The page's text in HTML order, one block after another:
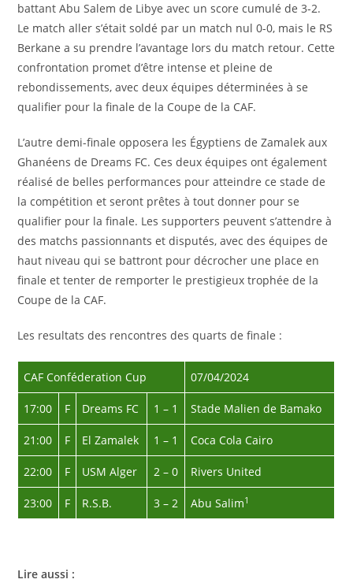
battant Abu Salem de Libye avec un score cumulé de 3-2.
Le match aller s’était soldé par un match nul 0-0, mais le RS
Berkane a su prendre l’avantage lors du match retour. Cette
confrontation promet d’être intense et pleine de
rebondissements, avec deux équipes déterminées à se
qualifier pour la finale de la Coupe de la CAF.
L’autre demi-finale opposera les Égyptiens de Zamalek aux
Ghanéens de Dreams FC. Ces deux équipes ont également
réalisé de belles performances pour atteindre ce stade de
la compétition et seront prêtes à tout donner pour se
qualifier pour la finale. Les supporters peuvent s’attendre à
des matchs passionnants et disputés, avec des équipes de
haut niveau qui se battront pour décrocher une place en
finale et tenter de remporter le prestigieux trophée de la
Coupe de la CAF.
Les resultats des rencontres des quarts de finale :
CAF Conféderation Cup 07/04/2024
17:00 F Dreams FC 1 – 1 Stade Malien de Bamako
21:00 F El Zamalek 1 – 1 Coca Cola Cairo
22:00 F USM Alger 2 – 0 Rivers United
23:00 F R.S.B. 3 – 2 Abu Salim1
Lire aussi :